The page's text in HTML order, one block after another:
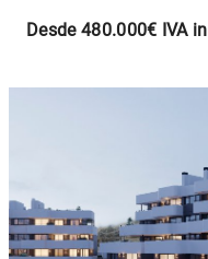
Desde 480.000€ IVA